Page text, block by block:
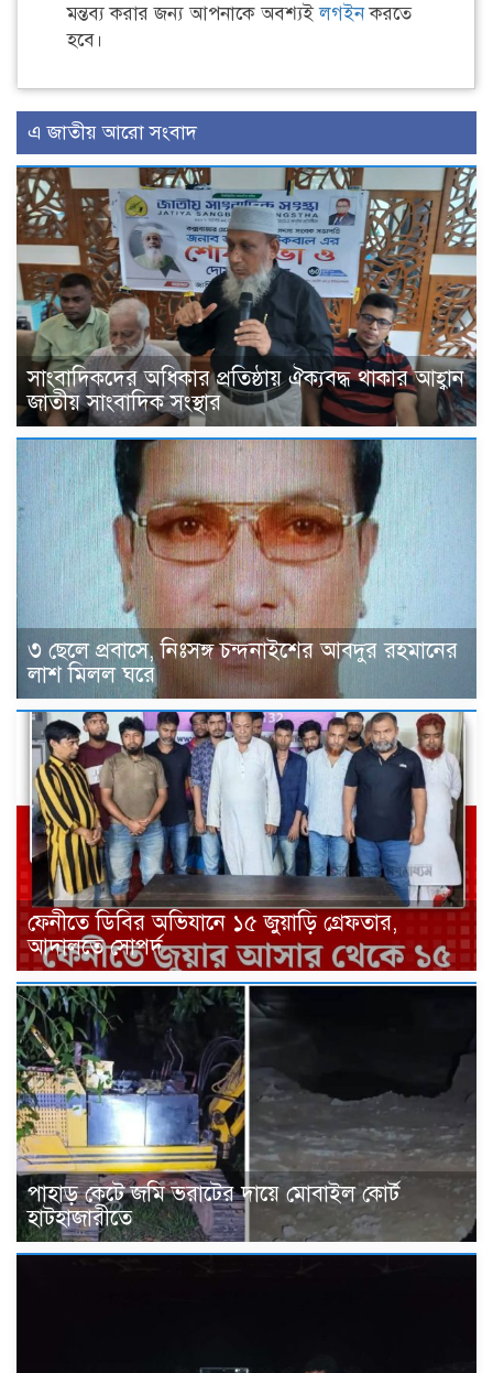
মন্তব্য করার জন্য আপনাকে অবশ্যইলগইনকরতে
হবে।
এ জাতীয় আরো সংবাদ
সাংবাদিকদের অধিকার প্রতিষ্ঠায় ঐক্যবদ্ধ থাকার আহ্বান
জাতীয় সাংবাদিক সংস্থার
৩ ছেলে প্রবাসে, নিঃসঙ্গ চন্দনাইশের আবদুর রহমানের
লাশ মিলল ঘরে
ফেনীতে ডিবির অভিযানে ১৫ জুয়াড়ি গ্রেফতার,
আদালতে সোপর্দ
পাহাড় কেটে জমি ভরাটের দায়ে মোবাইল কোর্ট
হাটহাজারীতে